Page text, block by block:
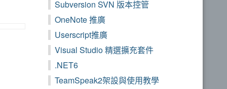
Subversion SVN 版本控管
OneNote 推廣
Userscript推廣
Visual Studio 精選擴充套件
.NET6
TeamSpeak2架設與使用教學